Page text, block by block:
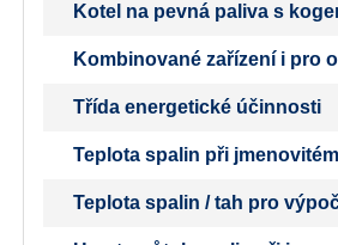
Kotel na pevná paliva s
Kombinované zařízení i pro
Třída energetické účinnosti
Teplota spalin při
Teplota spalin / tah pro